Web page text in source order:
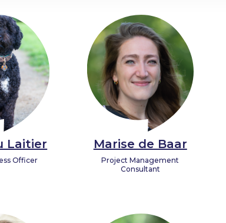
Laitier
Officer
Marise de Baar
Project Management
Consultant